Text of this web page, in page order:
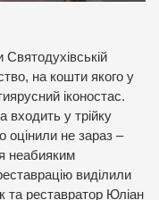
на кошти якого у
іконостас.
входить у трійку
оцінили не зараз –
неабияким
виділили
та реставратор Юліан